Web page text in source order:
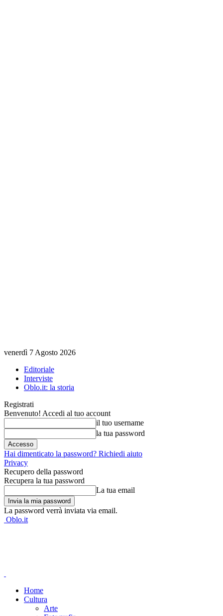
venerdì 7 Agosto 2026
Editoriale
Interviste
Oblo.it: la storia
Registrati
Benvenuto! Accedi al tuo account
il tuo username
la tua password
Hai dimenticato la password? Richiedi aiuto
Privacy
Recupero della password
Recupera la tua password
La tua email
La password verrà inviata via email.
Oblo.it
Home
Cultura
Arte